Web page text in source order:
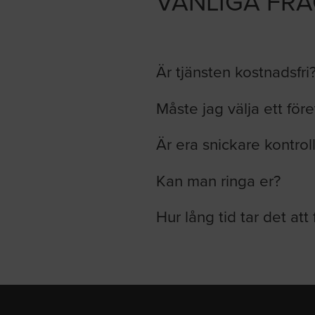
Är tjänsten
Måste jag välja ett
Är era snickare
Kan man ringa er?
Hur lång tid tar det att